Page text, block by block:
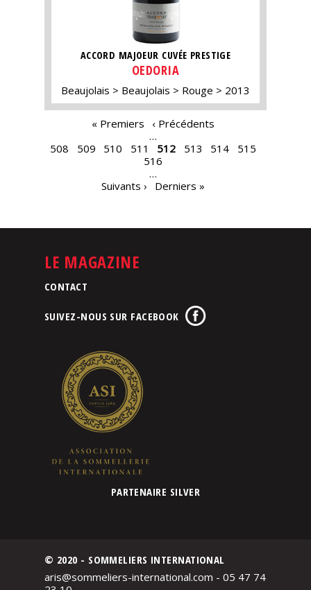
ACCORD MAJOEUR CUVÉE PRESTIGE
OEDORIA
Beaujolais Beaujolais Rouge 2013
« Premiers
‹ Précédents
…
508
509 510 511 512 513 514
515
516
…
Suivants ›
Derniers »
LE MAGAZINE
CONTACT
SUIVEZ-NOUS SUR FACEBOOK
PARTENAIRE SILVER
© 2020 - SOMMELIERS INTERNATIONAL
aris@sommeliers-international.com - 05 47 74